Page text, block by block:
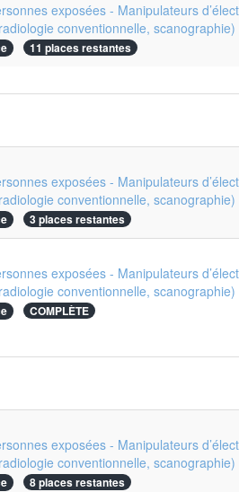
exposées - Manipulateurs
conventionnelle, scanographie)
11 places restantes
exposées - Manipulateurs
conventionnelle, scanographie)
3 places restantes
exposées - Manipulateurs
conventionnelle, scanographie)
COMPLÈTE
exposées - Manipulateurs
conventionnelle, scanographie)
8 places restantes